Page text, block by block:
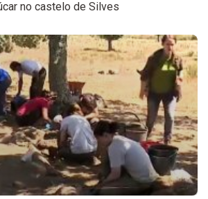
no castelo de Silves